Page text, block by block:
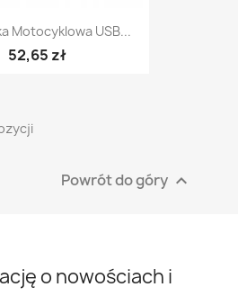
Motocyklowa USB...
52,65 zł
Powrót do góry 
o nowościach i